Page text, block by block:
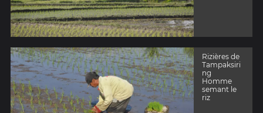
Rizières de
Tampaksiri
ng
Homme
semant le
riz